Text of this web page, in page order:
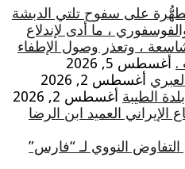
على سفوح تلتي الدبشة
، ما أدى لإندلاع
، وتعذر وصول الإطفاء
. أغسطس 5, 2026
أغسطس 2, 2026
الطيبة أغسطس 2, 2026
الإيراني العميد ابن الرضا
النووي لـ “فارس”